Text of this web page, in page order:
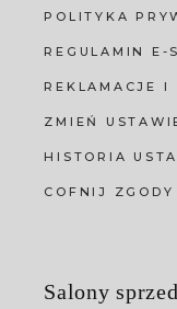
POLITYKA
REGULAMIN E-
REKLAMACJE I
ZMIEŃ
HISTORIA
COFNIJ ZGODY
Salony